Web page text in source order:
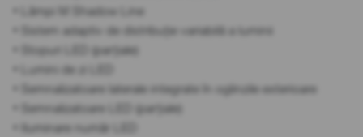
• Lămpi M Shadow Line
• Sistem adaptiv de distribuție variabilă a luminii
• Stopuri LED (parțiale)
• Lumini de zi LED
• Semnalizatoare laterale integrate în oglinzile exterioare
• Semnalizatoare LED (parțiale)
• Iluminare număr LED